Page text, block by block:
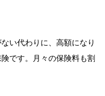
い代わりに、高額になり
です。月々の保険料も割